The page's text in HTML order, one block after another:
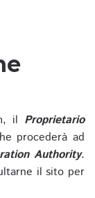
il Proprietario
procederà ad
Authority.
il sito per